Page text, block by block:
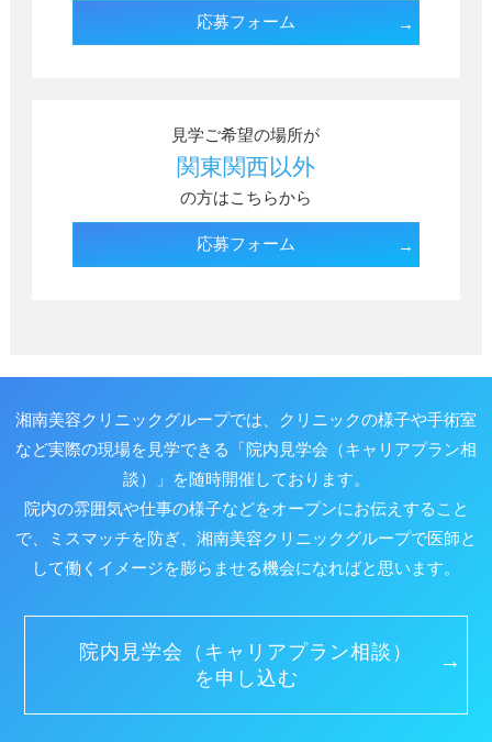
応募フォーム
見学ご希望の場所が
関東関西以外
の方はこちらから
応募フォーム
湘南美容クリニックグループでは、クリニックの様子や手術室
など実際の現場を見学できる
「院内見学会（キャリアプラン相
談）」を随時開催しております。
院内の雰囲気や仕事の様子などをオープンにお伝えすること
で、ミスマッチを防ぎ、 湘南美容クリニックグループで医師と
して働くイメージを膨らませる機会になればと思います。
院内見学会（キャリアプラン相談）
を申し込む